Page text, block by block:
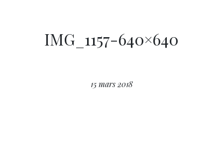
IMG_1157-640×640
15 mars 2018